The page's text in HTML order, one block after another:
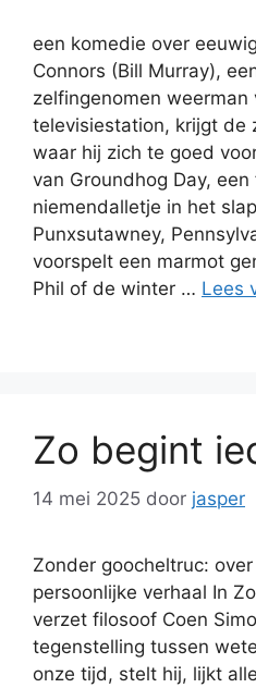
een komedie over
Connors (Bill Murray),
zelfingenomen weerman
televisiestation, krijgt de
waar hij zich te goed
van Groundhog Day,
niemendalletje in het
Punxsutawney,
voorspelt een marmot
Phil of de winter … Lees
Zo begint
14 mei 2025 door jasper
Zonder goocheltruc:
persoonlijke verhaal In
verzet filosoof Coen
tegenstelling tussen
onze tijd, stelt hij, lijkt